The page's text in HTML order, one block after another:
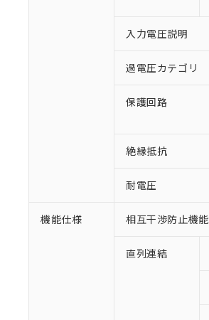
入力電圧説明
過電圧カテゴリ
保護回路
絶縁抵抗
耐電圧
機能仕様 相互干渉防止機能
直列連結